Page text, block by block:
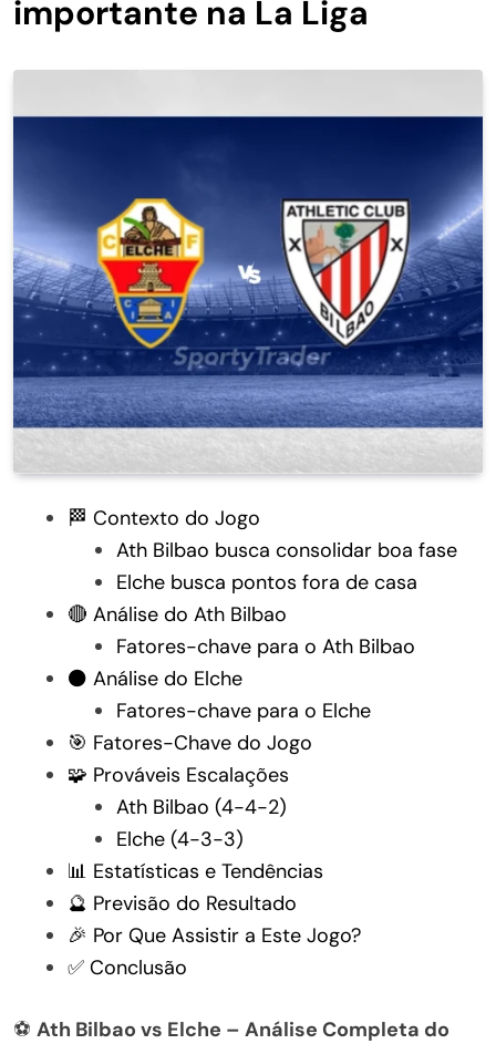
importante na La Liga
🏁 Contexto do Jogo
Ath Bilbao busca consolidar boa fase
Elche busca pontos fora de casa
🔴 Análise do Ath Bilbao
Fatores-chave para o Ath Bilbao
⚫ Análise do Elche
Fatores-chave para o Elche
🎯 Fatores-Chave do Jogo
🧩 Prováveis Escalações
Ath Bilbao (4-4-2)
Elche (4-3-3)
📊 Estatísticas e Tendências
🔮 Previsão do Resultado
🎉 Por Que Assistir a Este Jogo?
✅ Conclusão
⚽ Ath Bilbao vs Elche – Análise Completa do